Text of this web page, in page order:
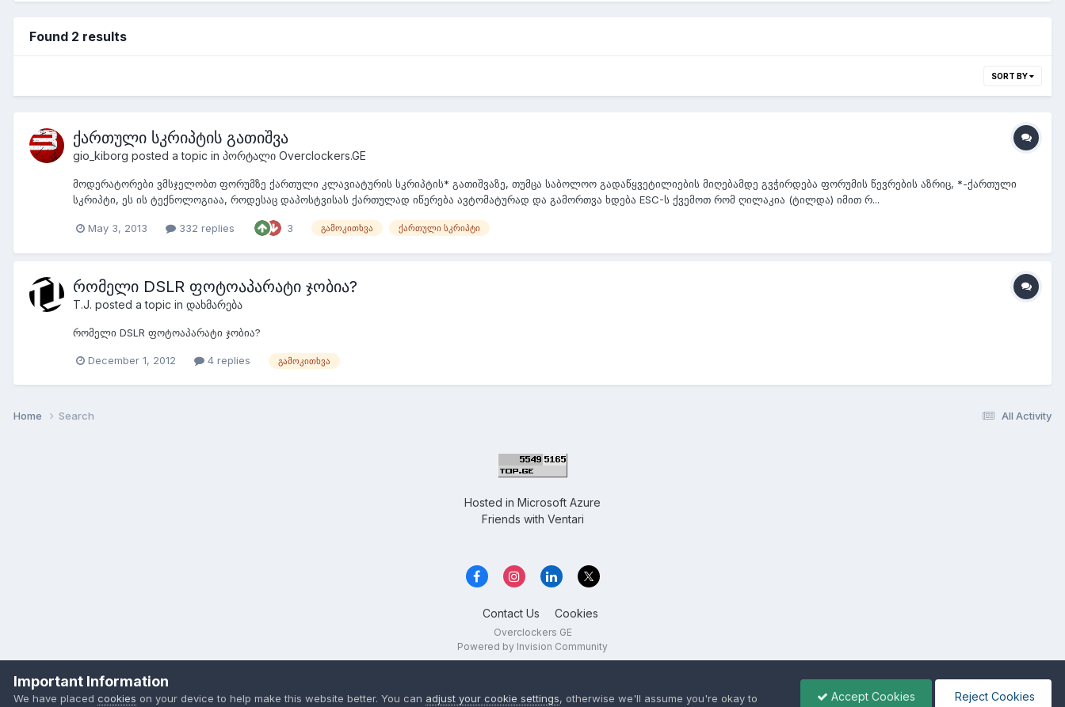
Found 2 results
SORT BY
ქართული სკრიპტის გათიშვა
gio_kiborg posted a topic in პორტალი Overclockers.GE
მოდერატორები ვმსჯელობთ ფორუმზე ქართული კლავიატურის სკრიპტის* გათიშვაზე, თუმცა საბოლოო გადაწყვეტილიების მიღებამდე გვჭირდება ფორუმის წევრების აზრიც, *-ქართული
სკრიპტი, ეს ის ტექნოლოგიაა, როდესაც დაპოსტვისას ქართულად იწერება ავტომატურად და გამორთვა ხდება ESC-ს ქვემოთ რომ ღილაკია (ტილდა) იმით რ...
May 3, 2013 332 replies 3 გამოკითხვა ქართული სკრიპტი
რომელი DSLR ფოტოაპარატი ჯობია?
T.J. posted a topic in დახმარება
რომელი DSLR ფოტოაპარატი ჯობია?
December 1, 2012 4 replies გამოკითხვა
All Activity
Home Search
Hosted in Microsoft Azure
Friends with Ventari
Contact Us Cookies
Overclockers GE
Powered by Invision Community
Important Information
We have placed cookies on your device to help make this website better. You can adjust your cookie settings, otherwise we'll assume you're okay to Accept Cookies Reject Cookies